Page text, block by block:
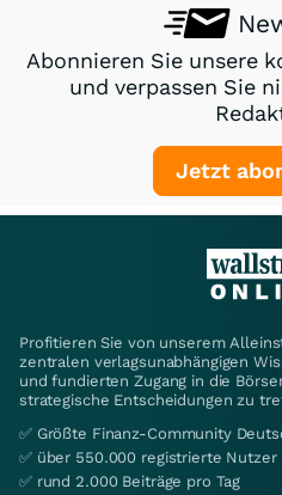
Abonnieren Sie unsere
und verpassen Sie
Jetzt
Profitieren Sie von unserem
zentralen verlagsunabhängigen
und fundierten Zugang in die
strategische Entscheidungen zu
✅ Größte Finanz-Community
✅ über 550.000 registrierte Nutzer
✅ rund 2.000 Beiträge pro Tag